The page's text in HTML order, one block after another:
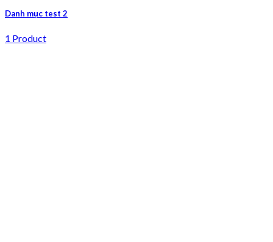
Danh mục test 2
1 Product